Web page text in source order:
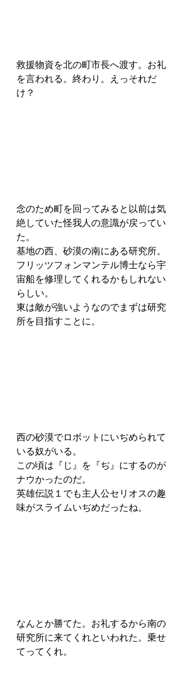
救援物資を北の町市長へ渡す。お礼
を言われる。終わり。えっそれだ
け？
念のため町を回ってみると以前は気
絶していた怪我人の意識が戻ってい
た。
基地の西、砂漠の南にある研究所。
フリッツフォンマンテル博士なら宇
宙船を修理してくれるかもしれない
らしい。
東は敵が強いようなのでまずは研究
所を目指すことに。
西の砂漠でロボットにいぢめられて
いる奴がいる。
この頃は『じ』を『ぢ』にするのが
ナウかったのだ。
英雄伝説１でも主人公セリオスの趣
味がスライムいぢめだったね。
なんとか勝てた。お礼するから南の
研究所に来てくれといわれた。乗せ
てってくれ。